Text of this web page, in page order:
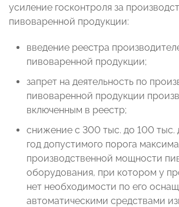
усиление госконтроля за
пивоваренной продукции:
введение реестра
пивоваренной продукции;
запрет на деятельность по
пивоваренной продукции
включенным в реестр;
снижение с 300 тыс. до 100 тыс.
год допустимого порога
производственной мощности
оборудования, при котором у
нет необходимости по его
автоматическими средствами